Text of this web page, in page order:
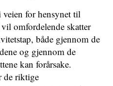
for hensynet til
omfordelende skatter
både gjennom de
og gjennom de
kan forårsake.
de riktige